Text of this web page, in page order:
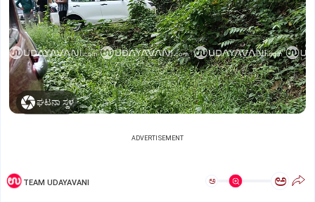
ಘಟನಾ ಸ್ಥಳ
ADVERTISEMENT
TEAM UDAYAVANI ಅ ಅ